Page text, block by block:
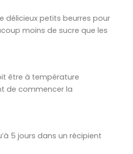
délicieux petits beurres pour
moins de sucre que les
être à température
de commencer la
5 jours dans un récipient